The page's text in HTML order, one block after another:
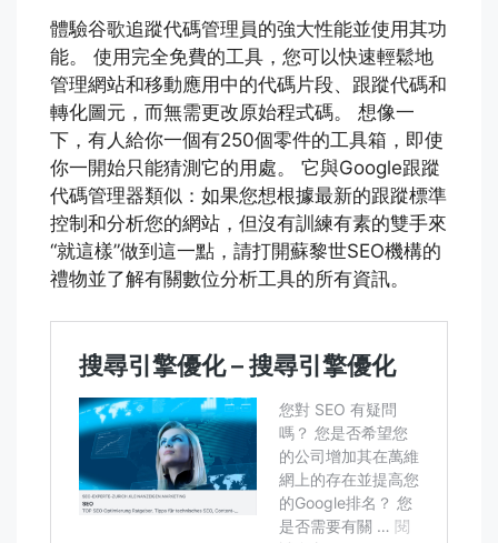
體驗谷歌追蹤代碼管理員的強大性能並使用其功
能。 使用完全免費的工具，您可以快速輕鬆地
管理網站和移動應用中的代碼片段、跟蹤代碼和
轉化圖元，而無需更改原始程式碼。 想像一
下，有人給你一個有250個零件的工具箱，即使
你一開始只能猜測它的用處。 它與Google跟蹤
代碼管理器類似：如果您想根據最新的跟蹤標準
控制和分析您的網站，但沒有訓練有素的雙手來
“就這樣”做到這一點，請打開蘇黎世SEO機構的
禮物並了解有關數位分析工具的所有資訊。